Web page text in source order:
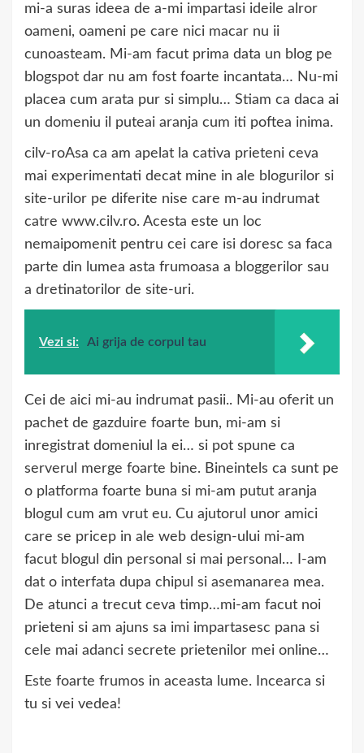
mi-a suras ideea de a-mi impartasi ideile alror
oameni, oameni pe care nici macar nu ii
cunoasteam. Mi-am facut prima data un blog pe
blogspot dar nu am fost foarte incantata… Nu-mi
placea cum arata pur si simplu… Stiam ca daca ai
un domeniu il puteai aranja cum iti poftea inima.
cilv-roAsa ca am apelat la cativa prieteni ceva
mai experimentati decat mine in ale blogurilor si
site-urilor pe diferite nise care m-au indrumat
catre www.cilv.ro. Acesta este un loc
nemaipomenit pentru cei care isi doresc sa faca
parte din lumea asta frumoasa a bloggerilor sau
a dretinatorilor de site-uri.
Vezi si: Ai grija de corpul tau
Cei de aici mi-au indrumat pasii.. Mi-au oferit un
pachet de gazduire foarte bun, mi-am si
inregistrat domeniul la ei… si pot spune ca
serverul merge foarte bine. Bineintels ca sunt pe
o platforma foarte buna si mi-am putut aranja
blogul cum am vrut eu. Cu ajutorul unor amici
care se pricep in ale web design-ului mi-am
facut blogul din personal si mai personal… I-am
dat o interfata dupa chipul si asemanarea mea.
De atunci a trecut ceva timp…mi-am facut noi
prieteni si am ajuns sa imi impartasesc pana si
cele mai adanci secrete prietenilor mei online…
Este foarte frumos in aceasta lume. Incearca si
tu si vei vedea!